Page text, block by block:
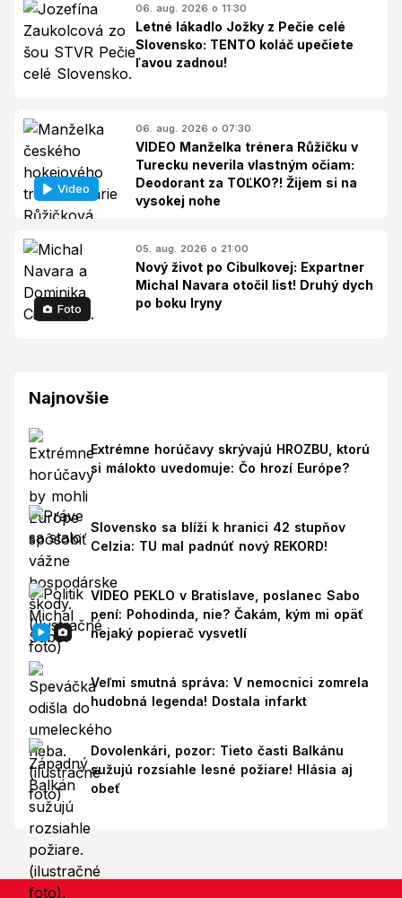
06. aug. 2026 o 11:30
Letné lákadlo Jožky z Pečie celé
Slovensko: TENTO koláč upečiete
ľavou zadnou!
Video
06. aug. 2026 o 07:30
VIDEO Manželka trénera Růžičku v
Turecku neverila vlastným očiam:
Deodorant za TOĽKO?! Žijem si na
vysokej nohe
Foto
05. aug. 2026 o 21:00
Nový život po Cibulkovej: Expartner
Michal Navara otočil list! Druhý dych
po boku Iryny
Najnovšie
Extrémne horúčavy skrývajú HROZBU, ktorú
si málokto uvedomuje: Čo hrozí Európe?
Slovensko sa blíži k hranici 42 stupňov
Celzia: TU mal padnúť nový REKORD!
VIDEO PEKLO v Bratislave, poslanec Sabo
pení: Pohodinda, nie? Čakám, kým mi opäť
nejaký popierač vysvetlí
Veľmi smutná správa: V nemocnici zomrela
hudobná legenda! Dostala infarkt
Dovolenkári, pozor: Tieto časti Balkánu
sužujú rozsiahle lesné požiare! Hlásia aj
obeť